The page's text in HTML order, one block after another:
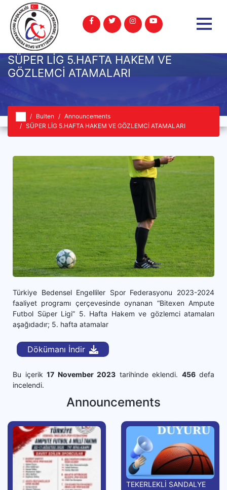
SÜPER LİG 5.HAFTA HAKEM VE
GÖZLEMCİ ATAMALARI
Bulten
Announcements
SÜPER LİG 5.HAFTA HAKEM VE GÖZLEMCİ ATAMALARI
Türkiye Bedensel Engelliler Spor Federasyonu 2023-2024
faaliyet programı çerçevesinde oynanan “Bitexen Ampute
Futbol Süper Ligi” 5. Hafta Hakem ve gözlemci atamaları
aşağıdadır; 5. hafta atamalar
Dökümanı İndir
Bu içerik 17 November 2023 tarihinde eklendi. 456defa
incelendi.
Announcements
TEKERLEKLİ SANDALYE